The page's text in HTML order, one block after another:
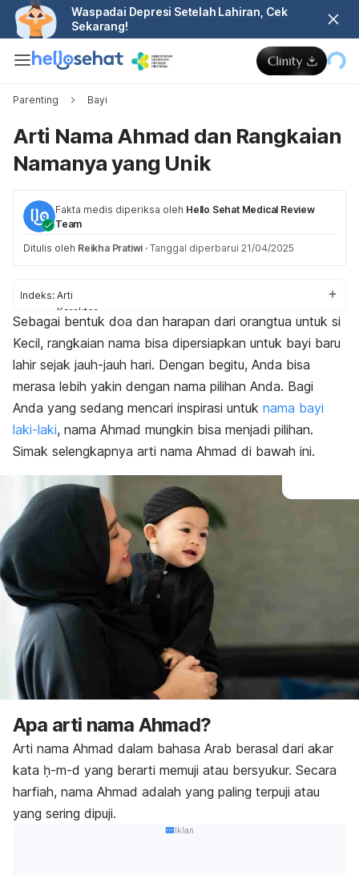
Waspadai Depresi Setelah Lahiran, Cek
Sekarang!
Parenting Bayi
Arti Nama Ahmad dan Rangkaian
Namanya yang Unik
Fakta medis diperiksa oleh Hello Sehat Medical Review
Team
Ditulis oleh Reikha Pratiwi · Tanggal diperbarui 21/04/2025
Indeks: Arti
Karakter
Rangkaian nama
Sebagai bentuk doa dan harapan dari orangtua untuk si
Kecil, rangkaian nama bisa dipersiapkan untuk bayi baru
lahir sejak jauh-jauh hari. Dengan begitu, Anda bisa
merasa lebih yakin dengan nama pilihan Anda. Bagi
Anda yang sedang mencari inspirasi untuk nama bayi
laki-laki, nama Ahmad mungkin bisa menjadi pilihan.
Simak selengkapnya arti nama Ahmad di bawah ini.
Apa arti nama Ahmad?
Arti nama Ahmad dalam bahasa Arab berasal dari akar
kata ḥ-m-d yang berarti memuji atau bersyukur. Secara
harfiah, nama Ahmad adalah yang paling terpuji atau
yang sering dipuji.
Iklan